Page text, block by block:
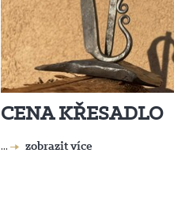
CENA KŘESADLO
... zobrazit více